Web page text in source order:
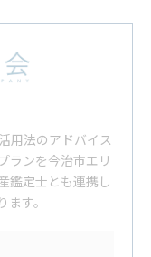
用法のアドバイス
ランを今治市エリ
鑑定士とも連携し
す。